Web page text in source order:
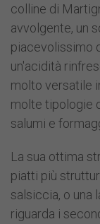
colline di
avvolgente, un
piacevolissimo
un'acidità
molto versatile
molte tipologie
salumi e
La sua ottima
piatti più
salsiccia, o una
riguarda i